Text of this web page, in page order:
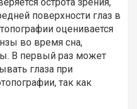
острота зрения,
поверхности глаз в
оценивается
во время сна,
В первый раз может
глаза при
так как